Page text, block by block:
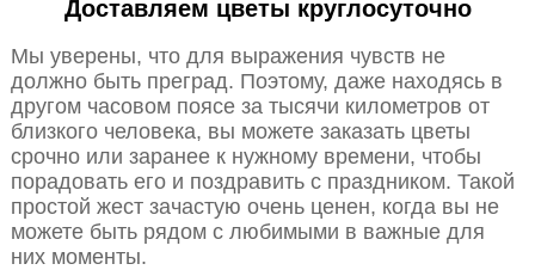
Доставляем цветы круглосуточно
Мы уверены, что для выражения чувств не
должно быть преград. Поэтому, даже находясь в
другом часовом поясе за тысячи километров от
близкого человека, вы можете заказать цветы
срочно или заранее к нужному времени, чтобы
порадовать его и поздравить с праздником. Такой
простой жест зачастую очень ценен, когда вы не
можете быть рядом с любимыми в важные для
них моменты.